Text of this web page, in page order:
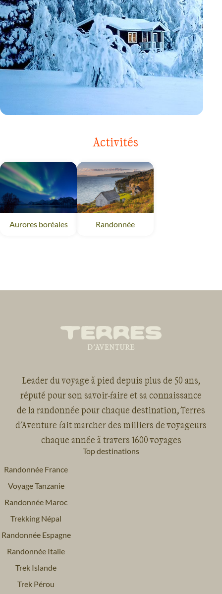
Activités
Aurores boréales Randonnée
Leader du voyage à pied depuis plus de 50 ans,
réputé pour son savoir-faire et sa connaissance
de la randonnée pour chaque destination, Terres
d'Aventure fait marcher des milliers de voyageurs
chaque année à travers 1600 voyages
Top destinations
Randonnée France
Voyage Tanzanie
Randonnée Maroc
Trekking Népal
Randonnée Espagne
Randonnée Italie
Trek Islande
Trek Pérou